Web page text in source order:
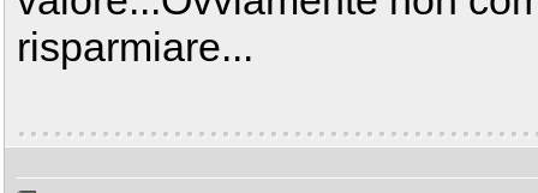
risparmiare...